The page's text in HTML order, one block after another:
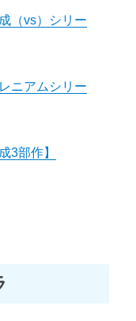
（vs）シリー
ニアムシリー
3部作】